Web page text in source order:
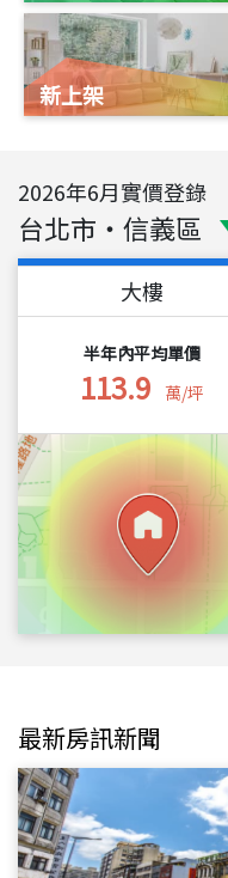
新上架
2026年6月實價登錄
台北市 ・ 信義區
大樓
半年內平均單價
113.9 萬/坪
最新房訊新聞